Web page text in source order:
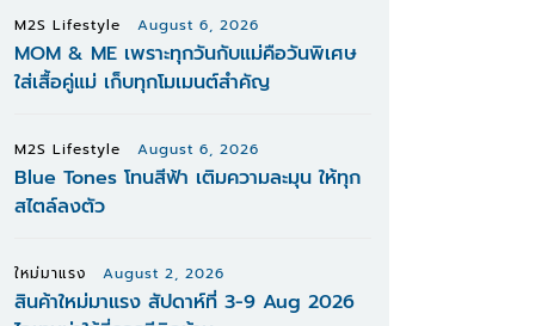
M2S Lifestyle August 6, 2026
MOM & ME เพราะทุกวันกับแม่คือวันพิเศษ
ใส่เสื้อคู่แม่ เก็บทุกโมเมนต์สำคัญ
M2S Lifestyle August 6, 2026
Blue Tones โทนสีฟ้า เติมความละมุน ให้ทุก
สไตล์ลงตัว
ใหม่มาแรง August 2, 2026
สินค้าใหม่มาแรง สัปดาห์ที่ 3-9 Aug 2026